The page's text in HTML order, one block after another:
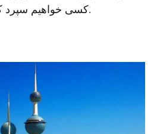
کسی خواهیم سپرد که به کشور خدمت کند.